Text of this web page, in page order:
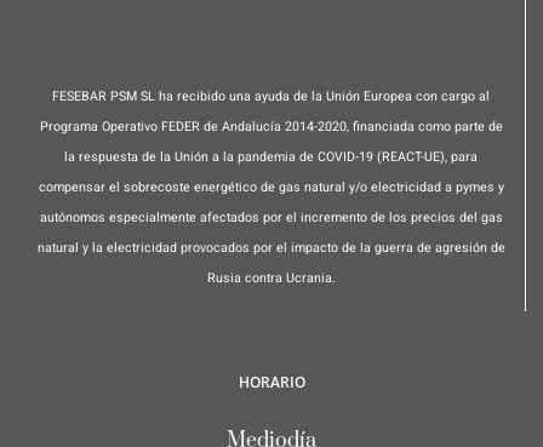
FESEBAR PSM SL ha recibido una ayuda de la Unión Europea con cargo al
Programa Operativo FEDER de Andalucía 2014-2020, financiada como parte de
la respuesta de la Unión a la pandemia de COVID-19 (REACT-UE), para
compensar el sobrecoste energético de gas natural y/o electricidad a pymes y
autónomos especialmente afectados por el incremento de los precios del gas
natural y la electricidad provocados por el impacto de la guerra de agresión de
Rusia contra Ucrania.
HORARIO
Mediodía